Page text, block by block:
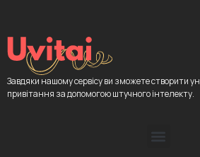
Завдяки нашому сервісу ви зможете створити
привітання за допомогою штучного інтелекту.